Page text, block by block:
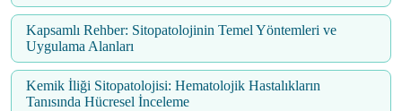
Kapsamlı Rehber: Sitopatolojinin Temel Yöntemleri ve
Uygulama Alanları
Kemik İliği Sitopatolojisi: Hematolojik Hastalıkların
Tanısında Hücresel İnceleme